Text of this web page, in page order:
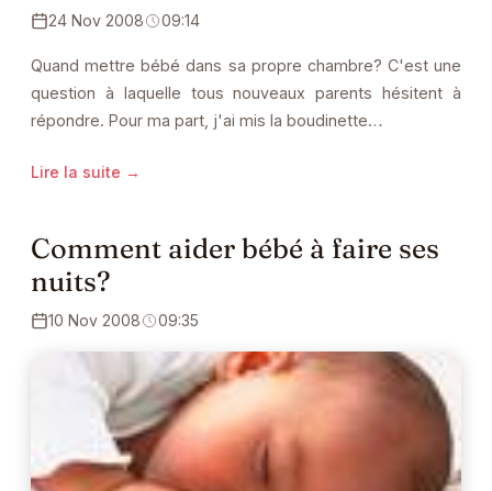
24 Nov 2008 09:14
Quand mettre bébé dans sa propre chambre? C'est une
question à laquelle tous nouveaux parents hésitent à
répondre. Pour ma part, j'ai mis la boudinette…
Lire la suite →
Comment aider bébé à faire ses
nuits?
10 Nov 2008 09:35